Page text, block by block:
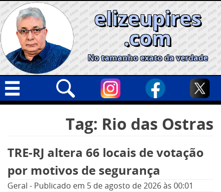
Skip
to
content
elizeupires
.com
No tamanho exato da verdade
Cidades
Nacional
Tag: Rio das Ostras
TRE-RJ altera 66 locais de votação
por motivos de segurança
Geral - Publicado em 5 de agosto de 2026às 00:01